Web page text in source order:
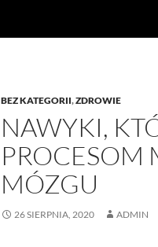
BEZ KATEGORII,ZDROWIE
NAWYKI,
PROCESOM
MÓZGU
26 SIERPNIA, 2020 ADMIN